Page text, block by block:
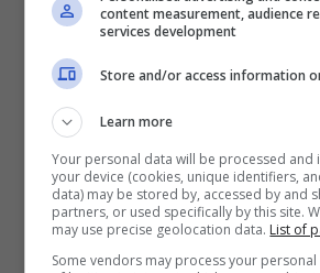
quella personadopo poco
infatti
chiunque e proprio come ve
siete capaci di dimenticare,
alcuna cattiveria ma questo
content measurement, audience
services development
Store and/or access information
Learn more
Your personal data will be processed
your device (cookies, unique identifiers,
data) may be stored by, accessed by and
partners, or used specifically by this site.
may use precise geolocation data. List of
Some vendors may process your